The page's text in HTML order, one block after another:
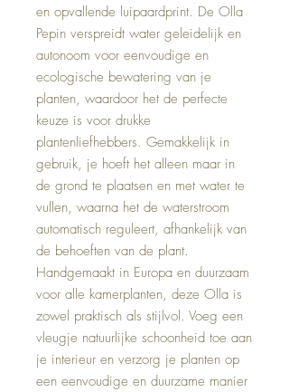
en opvallende luipaardprint. De Olla
Pepin verspreidt water geleidelijk en
autonoom voor eenvoudige en
ecologische bewatering van je
planten, waardoor het de perfecte
keuze is voor drukke
plantenliefhebbers. Gemakkelijk in
gebruik, je hoeft het alleen maar in
de grond te plaatsen en met water te
vullen, waarna het de waterstroom
automatisch reguleert, afhankelijk van
de behoeften van de plant.
Handgemaakt in Europa en duurzaam
voor alle kamerplanten, deze Olla is
zowel praktisch als stijlvol. Voeg een
vleugje natuurlijke schoonheid toe aan
je interieur en verzorg je planten op
een eenvoudige en duurzame manier